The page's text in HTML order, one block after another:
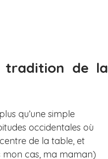
tradition de la
qu’une simple
occidentales où
de la table, et
mon cas, ma maman)